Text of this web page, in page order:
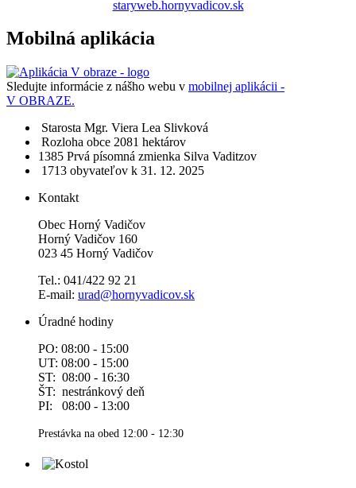
staryweb.hornyvadicov.sk
Mobilná aplikácia
Sledujte informácie z nášho webu v mobilnej aplikácii -
V OBRAZE.
Starosta Mgr. Viera Lea Slivková
Rozloha obce 2081 hektárov
1385​ Prvá písomná zmienka Silva Vaditzov
1713 obyvateľov k 31. 12. 2025
Kontakt
Obec Horný Vadičov
Horný Vadičov 160
023 45 Horný Vadičov
Tel.: 041/422 92 21
E-mail: urad@hornyvadicov.sk
Úradné hodiny
PO: 08:00 - 15:00
UT: 08:00 - 15:00
ST: 08:00 - 16:30
ŠT: nestránkový deň
PI: 08:00 - 13:00
Prestávka na obed 12:00 - 12:30